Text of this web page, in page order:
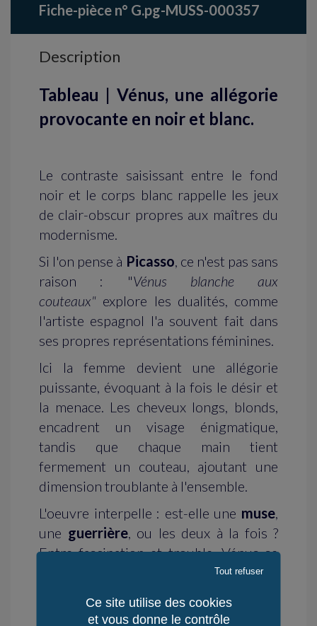
Fiche-pièce n° G.pg-MUSS-000357
Description
Tableau | Vénus, une allégorie
provocante en noir et blanc.
Le contraste saisissant entre le fond
noir et le corps blanc rappelle les jeux
de clair-obscur propres aux maîtres du
modernisme.
Si l'on pense à Picasso, ce n'est pas sans
raison : "Vénus blanche aux
couteaux" explore les dualités, comme
l'artiste espagnol l'a souvent fait dans
ses propres représentations féminines.
Ici la femme devient une allégorie
puissante, évoquant à la fois le désir et
la menace. Les cheveux longs, blonds,
encadrent un visage énigmatique,
tandis que chaque main tient
fermement un couteau, ajoutant une
dimension troublante à l'ensemble.
L'oeuvre interpelle : est-elle une muse,
une guerrière, ou les deux à la fois ?
Entre fascination et trouble, Vénus se
positionne comme une incarnation
prête à se défendre ou à conquérir
Ce site utilise des cookies
et vous donne le contrôle
Tout refuser